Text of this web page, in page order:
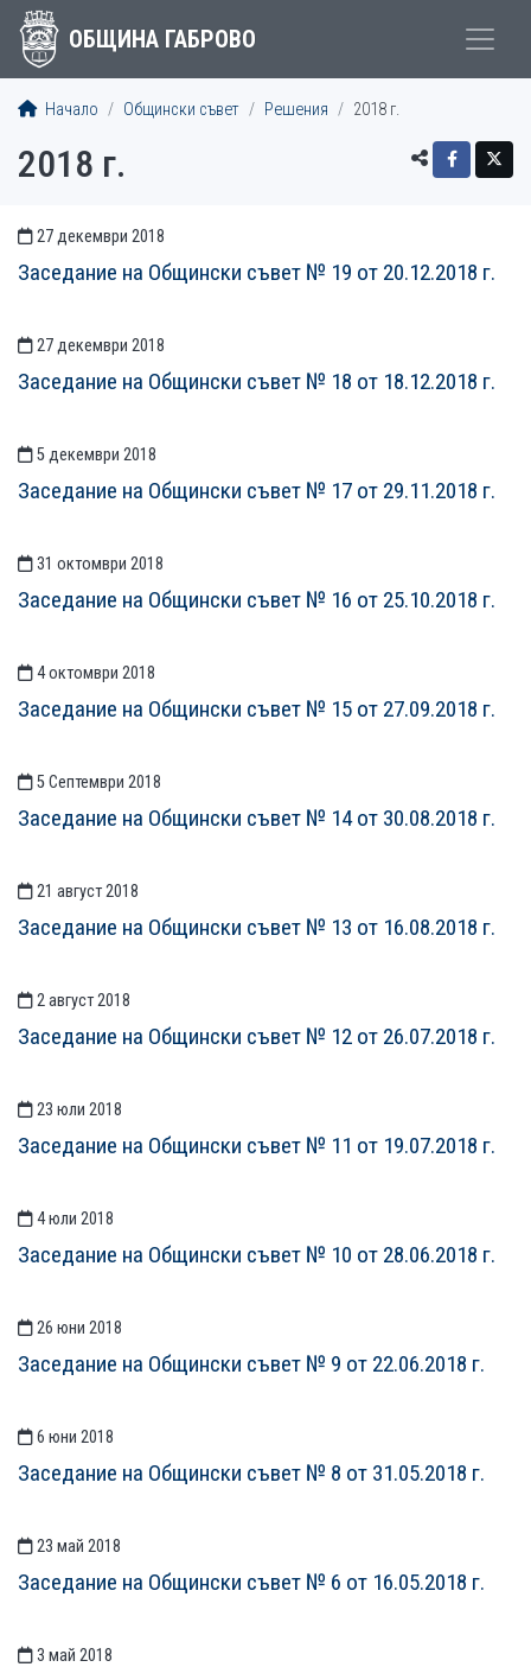
ОБЩИНА ГАБРОВО
Начало Общински съвет Решения 2018 г.
2018 г.
СТАТИИСТАТИИ
27 декември 2018
Заседание на Общински съвет № 19 от 20.12.2018 г.
27 декември 2018
Заседание на Общински съвет № 18 от 18.12.2018 г.
5 декември 2018
Заседание на Общински съвет № 17 от 29.11.2018 г.
31 октомври 2018
Заседание на Общински съвет № 16 от 25.10.2018 г.
4 октомври 2018
Заседание на Общински съвет № 15 от 27.09.2018 г.
5 Септември 2018
Заседание на Общински съвет № 14 от 30.08.2018 г.
21 август 2018
Заседание на Общински съвет № 13 от 16.08.2018 г.
2 август 2018
Заседание на Общински съвет № 12 от 26.07.2018 г.
23 юли 2018
Заседание на Общински съвет № 11 от 19.07.2018 г.
4 юли 2018
Заседание на Общински съвет № 10 от 28.06.2018 г.
26 юни 2018
Заседание на Общински съвет № 9 от 22.06.2018 г.
6 юни 2018
Заседание на Общински съвет № 8 от 31.05.2018 г.
23 май 2018
Заседание на Общински съвет № 6 от 16.05.2018 г.
3 май 2018